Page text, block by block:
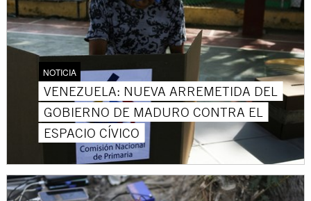
NOTICIA
VENEZUELA: NUEVA ARREMETIDA DEL
GOBIERNO DE MADURO CONTRA EL
ESPACIO CÍVICO